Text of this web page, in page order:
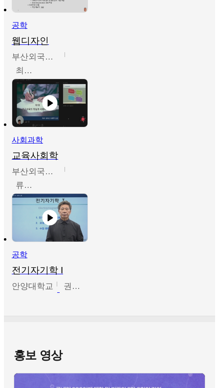
공학
웹디자인
부산외국어대학교
최진오
사회과학
교육사회학
부산외국어대학교
류영철
공학
전기자기학 I
안양대학교 권원현
홍보 영상